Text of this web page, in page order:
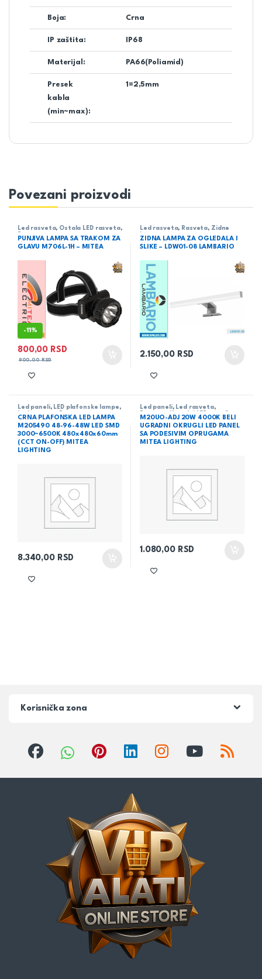
Boja: Crna
IP zaštita: IP68
Materijal: PA66(Poliamid)
Presek
kabla
(min~max):
1=2,5mm
Povezani proizvodi
Led rasveta, Ostala LED rasveta,
PUNJIVA LAMPA SA TRAKOM ZA
GLAVU M706L-1H – MITEA
-11%
800,00 RSD
900,00RSD
Led rasveta, Rasveta, Zidne
ZIDNA LAMPA ZA OGLEDALA I
SLIKE – LDW01-08 LAMBARIO
2.150,00 RSD
Led paneli, LED plafonske lampe ,
CRNA PLAFONSKA LED LAMPA
M205490 48-96-48W LED SMD
3000~6500K 480x480x60mm
(CCT ON-OFF) MITEA
LIGHTING
8.340,00 RSD
Led paneli, Led rasveta,
M20UO-ADJ 20W 4000K BELI
UGRADNI OKRUGLI LED PANEL
SA PODESIVIM OPRUGAMA
MITEA LIGHTING
1.080,00 RSD
Korisnička zona